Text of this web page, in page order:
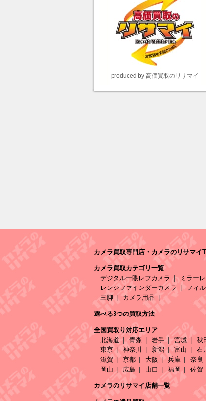
produced by 高価買取のリサマイ
カメラ買取専門店・カメラのリサマイ
カメラ買取カテゴリ一覧
デジタル一眼レフカメラ
ミラー
レンジファインダーカメラ
フィ
三脚
カメラ用品
選べる3つの買取方法
全国買取り対応エリア
北海道
青森 岩手 宮城 秋
東京
神奈川 新潟 富山 石
滋賀
京都 大阪 兵庫 奈良
岡山
広島 山口 福岡 佐賀
カメラのリサマイ店舗一覧